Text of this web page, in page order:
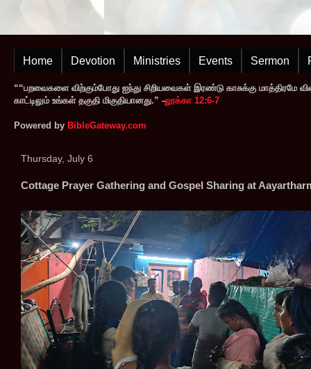
Home Devotion Ministries Events Sermon
““பறவைகளை விற்கும்போது ஐந்து சிறியவைகள் இரண்டு காசுக்கு
காட்டிலும் உங்கள் தகுதி மிகுதியானது.” -லூக்கா 12:6-7
Powered by BibleGateway.com
Thursday, July 6
Cottage Prayer Gathering and Gospel Sharing at